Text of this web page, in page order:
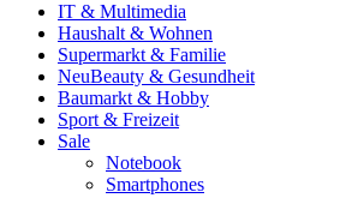
IT & Multimedia
Haushalt & Wohnen
Supermarkt & Familie
NeuBeauty & Gesundheit
Baumarkt & Hobby
Sport & Freizeit
Sale
Notebook
Smartphones